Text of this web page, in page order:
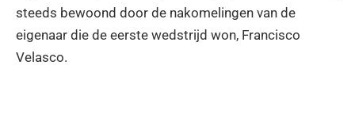
steeds bewoond door de nakomelingen van de
eigenaar die de eerste wedstrijd won, Francisco
Velasco.